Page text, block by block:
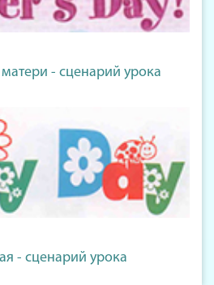
- сценарий урока
- сценарий урока